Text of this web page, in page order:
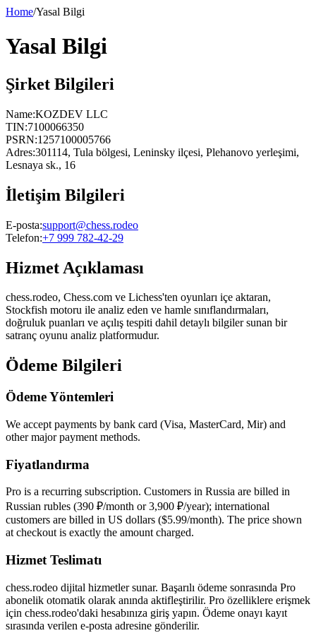
Home/Yasal Bilgi
Yasal Bilgi
Şirket Bilgileri
Name:KOZDEV LLC
TIN:7100066350
PSRN:1257100005766
Adres:301114, Tula bölgesi, Leninsky ilçesi, Plehanovo yerleşimi,
Lesnaya sk., 16
İletişim Bilgileri
E-posta:support@chess.rodeo
Telefon:+7 999 782-42-29
Hizmet Açıklaması
chess.rodeo, Chess.com ve Lichess'ten oyunları içe aktaran,
Stockfish motoru ile analiz eden ve hamle sınıflandırmaları,
doğruluk puanları ve açılış tespiti dahil detaylı bilgiler sunan bir
satranç oyunu analiz platformudur.
Ödeme Bilgileri
Ödeme Yöntemleri
We accept payments by bank card (Visa, MasterCard, Mir) and
other major payment methods.
Fiyatlandırma
Pro is a recurring subscription. Customers in Russia are billed in
Russian rubles (390 ₽/month or 3,900 ₽/year); international
customers are billed in US dollars ($5.99/month). The price shown
at checkout is exactly the amount charged.
Hizmet Teslimatı
chess.rodeo dijital hizmetler sunar. Başarılı ödeme sonrasında Pro
abonelik otomatik olarak anında aktifleştirilir. Pro özelliklere erişmek
için chess.rodeo'daki hesabınıza giriş yapın. Ödeme onayı kayıt
sırasında verilen e-posta adresine gönderilir.